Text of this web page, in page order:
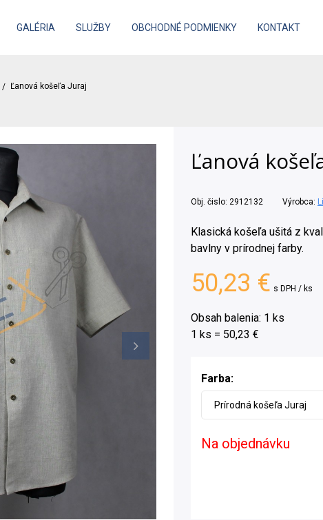
GALÉRIA SLUŽBY OBCHODNÉ PODMIENKY KONTAKT
Ľanová košeľa Juraj
Ľanová
Obj. čislo: 2912132 Výrobca:
Klasická košeľa ušitá z
bavlny v prírodnej farby.
50,23 € s DPH / ks
Obsah balenia: 1 ks
1 ks = 50,23 €
Farba:
Prírodná košeľa Juraj
Na objednávku